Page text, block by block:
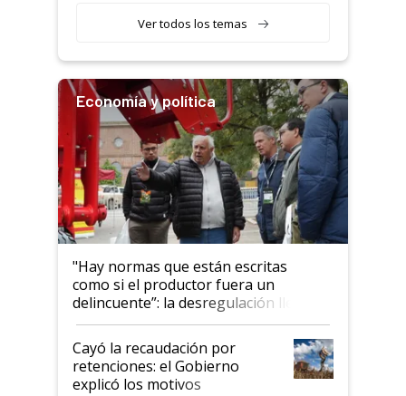
variedades que marcan un
salto tecnológico en genética y
Ver todos los temas
Economía y política
"Hay normas que están escritas
como si el productor fuera un
delincuente”: la desregulación llegó
al Congreso Aapresid y hasta se
habló del financiamiento al IPCVA
Cayó la recaudación por
retenciones: el Gobierno
explicó los motivos